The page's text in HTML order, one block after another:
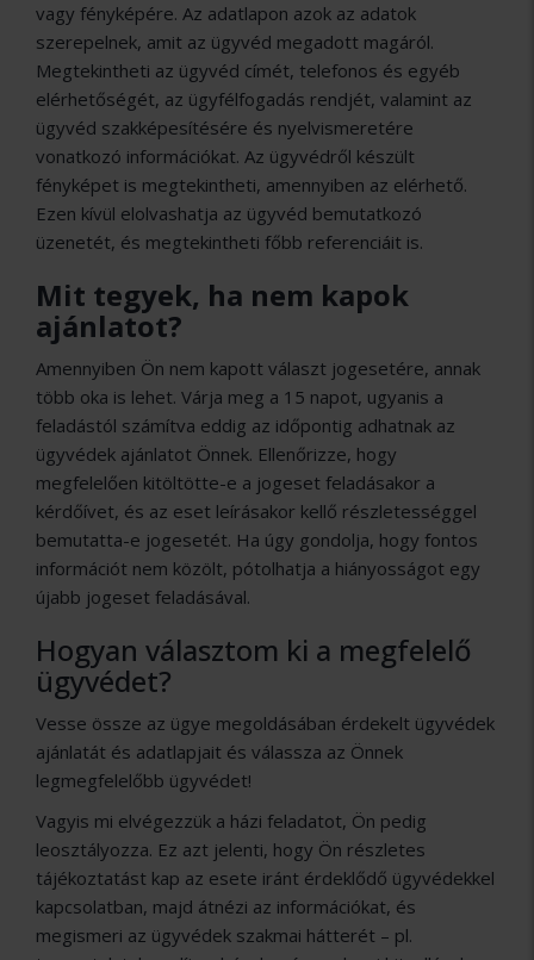
vagy fényképére. Az adatlapon azok az adatok
szerepelnek, amit az ügyvéd megadott magáról.
Megtekintheti az ügyvéd címét, telefonos és egyéb
elérhetőségét, az ügyfélfogadás rendjét, valamint az
ügyvéd szakképesítésére és nyelvismeretére
vonatkozó információkat. Az ügyvédről készült
fényképet is megtekintheti, amennyiben az elérhető.
Ezen kívül elolvashatja az ügyvéd bemutatkozó
üzenetét, és megtekintheti főbb referenciáit is.
Mit tegyek, ha nem kapok
ajánlatot?
Amennyiben Ön nem kapott választ jogesetére, annak
több oka is lehet. Várja meg a 15 napot, ugyanis a
feladástól számítva eddig az időpontig adhatnak az
ügyvédek ajánlatot Önnek. Ellenőrizze, hogy
megfelelően kitöltötte-e a jogeset feladásakor a
kérdőívet, és az eset leírásakor kellő részletességgel
bemutatta-e jogesetét. Ha úgy gondolja, hogy fontos
információt nem közölt, pótolhatja a hiányosságot egy
újabb jogeset feladásával.
Hogyan választom ki a megfelelő
ügyvédet?
Vesse össze az ügye megoldásában érdekelt ügyvédek
ajánlatát és adatlapjait és válassza az Önnek
legmegfelelőbb ügyvédet!
Vagyis mi elvégezzük a házi feladatot, Ön pedig
leosztályozza. Ez azt jelenti, hogy Ön részletes
tájékoztatást kap az esete iránt érdeklődő ügyvédekkel
kapcsolatban, majd átnézi az információkat, és
megismeri az ügyvédek szakmai hátterét – pl.